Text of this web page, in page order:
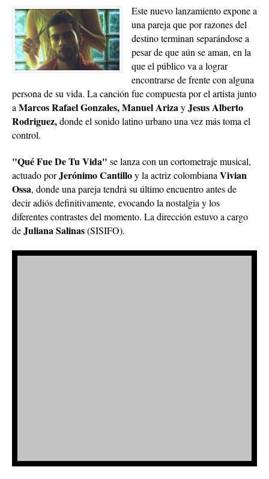
una pareja que por razones del
destino terminan separándose a
pesar de que aún se aman, en la
que el público va a lograr
encontrarse de frente con alguna
persona de su vida. La canción fue compuesta por el artista junto
aMarcos Rafael Gonzales, Manuel ArizayJesus Alberto
Rodriguez,donde el sonido latino urbano una vez más toma el
control.
actuado porJerónimo Cantilloy la actriz colombianaVivian
Ossa, donde una pareja tendrá su último encuentro antes de
decir adiós definitivamente, evocando la nostalgia y los
diferentes contrastes del momento. La dirección estuvo a cargo
deJuliana Salinas(SISIFO).